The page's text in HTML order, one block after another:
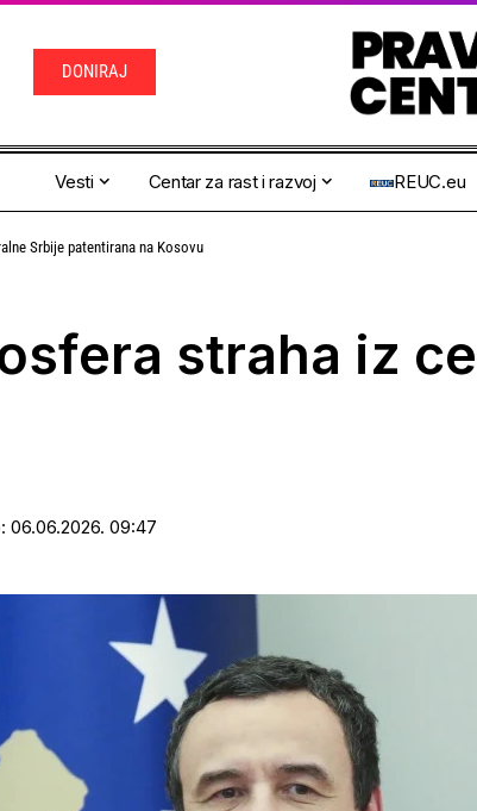
DONIRAJ
Vesti Centar za rast i razvoj REUC.eu
Srbije patentirana na Kosovu
straha iz
06.06.2026. 09:47